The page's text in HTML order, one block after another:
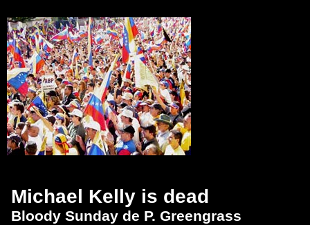
Michael Kelly is dead
Bloody Sunday de P. Greengrass